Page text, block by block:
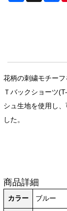
花柄の刺繍モチー
Ｔバックショーツ
シュ生地を使用し
した。
商品詳細
カラー ブルー